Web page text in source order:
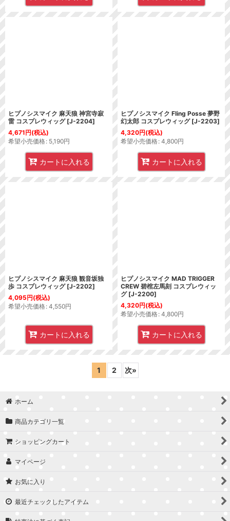
ヒプノシスマイク 麻天狼 神宮寺寂
雷 コスプレウィッグ [J-2204]
4,671円(税込)
希望小売価格: 5,190円
カートに入れる
ヒプノシスマイク Fling Posse 夢野
幻太郎 コスプレウィッグ [J-2203]
4,320円(税込)
希望小売価格: 4,800円
カートに入れる
ヒプノシスマイク 麻天狼 観音坂独
歩 コスプレウィッグ [J-2202]
4,095円(税込)
希望小売価格: 4,550円
カートに入れる
ヒプノシスマイク MAD TRIGGER
CREW 碧棺左馬刻 コスプレウィッ
グ [J-2200]
4,320円(税込)
希望小売価格: 4,800円
カートに入れる
1 2 次»
ホーム
商品カテゴリ一覧
ショッピングカート
マイページ
お気に入り
最近チェックしたアイテム